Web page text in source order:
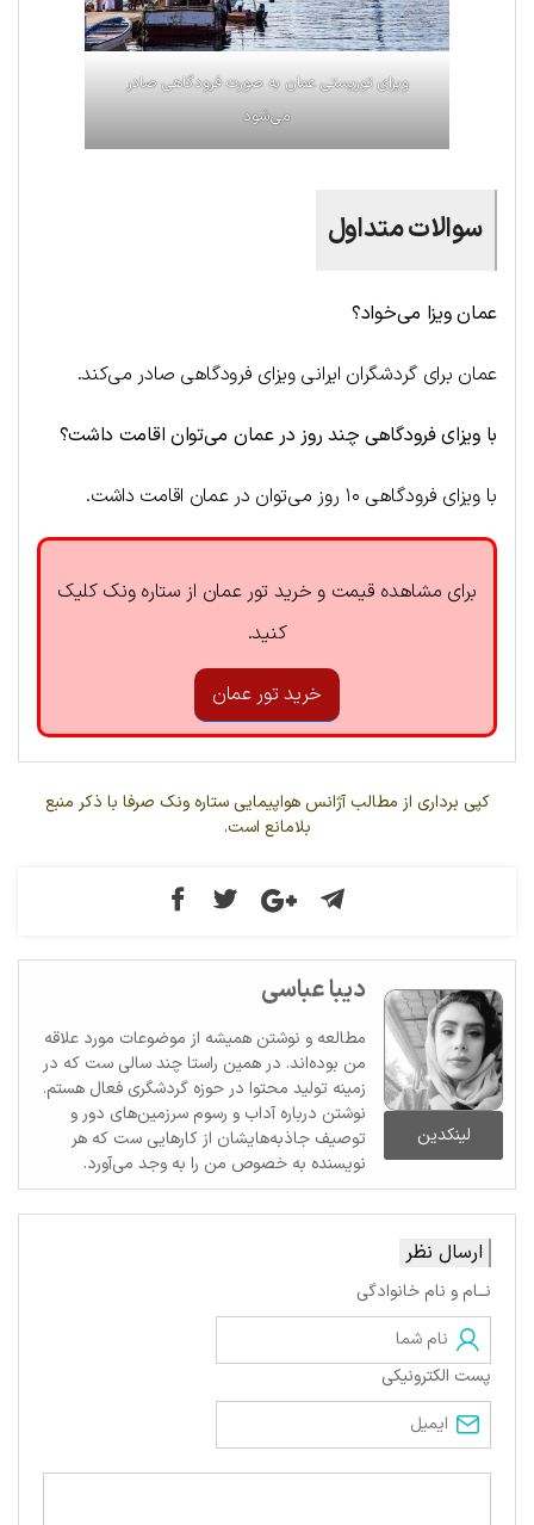
ویزای توریستی عمان به صورت فرودگاهی صادر
می‌شود
سوالات متداول
عمان ویزا می‌خواد؟
عمان برای گردشگران ایرانی ویزای فرودگاهی صادر می‌کند.
با ویزای فرودگاهی چند روز در عمان می‌توان اقامت داشت؟
با ویزای فرودگاهی ۱۰ روز می‌توان در عمان اقامت داشت.
برای مشاهده قیمت و خرید تور عمان از ستاره ونک کلیک
کنید.
خرید تور عمان
کپی برداری از مطالب آژانس هواپیمایی ستاره ونک صرفا با ذکر منبع
بلامانع است.
لینکدین
دیبا عباسی
مطالعه و نوشتن همیشه از موضوعات مورد علاقه
من بوده‌اند. در همین راستا چند سالی ست که در
زمینه تولید محتوا در حوزه گردشگری فعال هستم.
نوشتن درباره آداب و رسوم سرزمین‌های دور و
توصیف جاذبه‌هایشان از کارهایی ست که هر
نویسنده به خصوص من را به وجد می‌آورد.
ارسال نظر
نــام و نام خانوادگی
پست الکترونیکی